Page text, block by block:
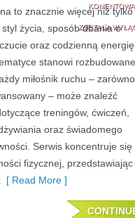
ZOSTAŁA
to znacznie więcej niż tylko
życia, sposób dbania o
oraz codzienną energię.
stanowi rozbudowane
miłośnik ruchu – zarówno
– może znaleźć
treningów, ćwiczeń,
oraz świadomego
Serwis koncentruje się
fizycznej, przedstawiając
[ Read More ]